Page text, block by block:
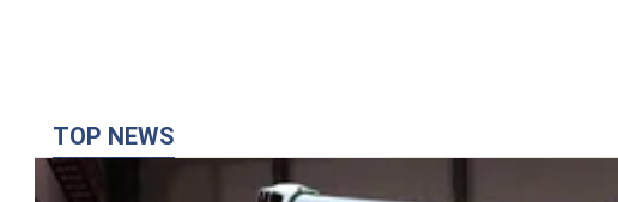
TOP NEWS